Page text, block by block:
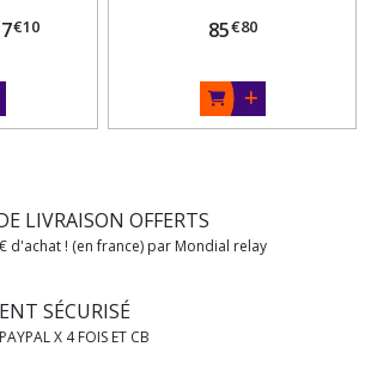
€10 85€80
LIVRAISON OFFERTS
d'achat ! (en france) par Mondial relay
SÉCURISÉ
X 4 FOIS ET CB